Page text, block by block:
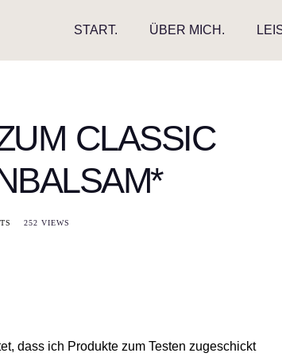
START. ÜBER MICH.
CLASSIC
252 VIEWS
dass ich Produkte zum Testen zugeschickt